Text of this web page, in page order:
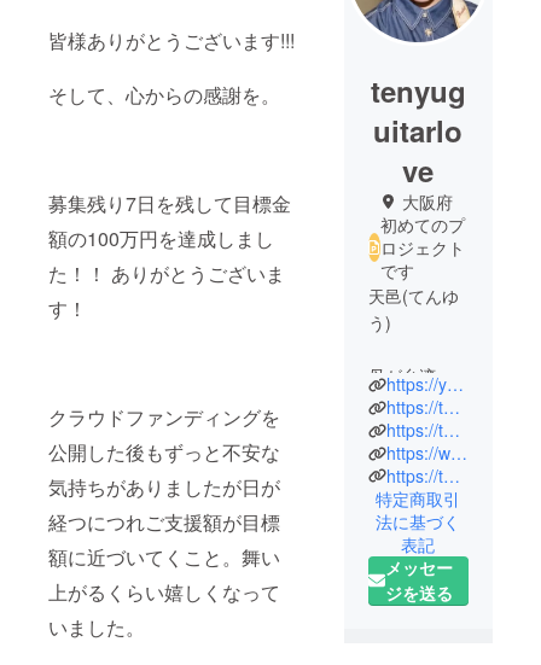
皆様ありがとうございます!!!
そして、心からの感謝を。
募集残り7日を残して目標金
額の100万円を達成しまし
た！！ ありがとうございま
す！
クラウドファンディングを
公開した後もずっと不安な
気持ちがありましたが日が
経つにつれご支援額が目標
額に近づいてくこと。舞い
上がるくらい嬉しくなって
いました。
tenyug
uitarlo
ve
大阪府
初めてのプ
ロジェクト
です
天邑(てんゆ
う)
母が台湾
人、父が日
本人のハー
フ。
小6の時に父
親のアコギ
を押入れか
ら見つけ出
しギターを
始める。
https://youtube.com/c/%E5%A4%A9%E9%82%91channel
https://twitter.com/tenyuguitarlove?s=21
https://twitter.com/tenyusong?s=21
https://www.instagram.com/tenyusong/
https://tenyugoods.thebase.in/
特定商取引
法に基づく
表記
メッセー
ジを送る